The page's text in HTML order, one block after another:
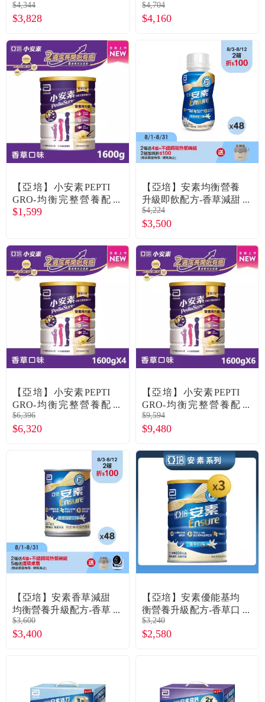
gX6包X2盒）
$4,344
$3,828
X24罐X2箱）
$4,704
$4,160
【亞培】小安素PEPTI
GRO-均衡完整營養配
方／香草口味（1600g
$1,599
【亞培】安素均衡營養
升級即飲配方-香草減甜
（220mlX24罐X2箱）
$4,224
$3,500
【亞培】小安素PEPTI
GRO-均衡完整營養配
方／香草口味（1600gX
4罐）
$6,396
$6,320
【亞培】小安素PEPTI
GRO-均衡完整營養配
方／香草口味（1600gX
6罐）
$9,594
$9,480
【亞培】安素香草減甜
均衡營養升級配方-香草
減甜（237mlＸ24罐Ｘ2
箱）
$3,600
$3,400
【亞培】安素優能基均
衡營養升級配方-香草口
味（800gX3罐）
$3,240
$2,580